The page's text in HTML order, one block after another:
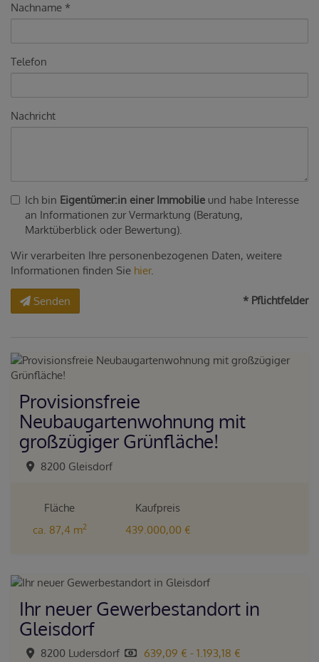
Nachname
Telefon
Nachricht
Ich bin Eigentümer:in einer Immobilie und habe Interesse
an Informationen zur Vermarktung (Beratung,
Marktüberblick oder Bewertung).
Wir verarbeiten Ihre personenbezogenen Daten, weitere
Informationen finden Sie hier.
Senden * Pflichtfelder
Provisionsfreie
Neubaugartenwohnung mit
großzügiger Grünfläche!
8200 Gleisdorf
Fläche
ca. 87,4 m2
Kaufpreis
439.000,00 €
Ihr neuer Gewerbestandort in
Gleisdorf
8200 Ludersdorf 639,09 € - 1.193,18 €